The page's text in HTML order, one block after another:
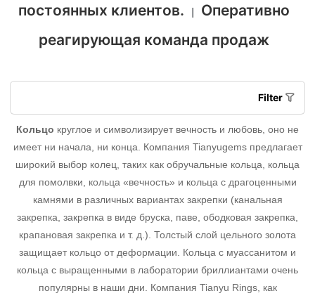
постоянных клиентов. | Оперативно
реагирующая команда продаж
Filter
Кольцо круглое и символизирует вечность и любовь, оно не
имеет ни начала, ни конца. Компания Tianyugems предлагает
широкий выбор колец, таких как обручальные кольца, кольца
для помолвки, кольца «вечность» и кольца с драгоценными
камнями в различных вариантах закрепки (канальная
закрепка, закрепка в виде бруска, паве, ободковая закрепка,
крапановая закрепка и т. д.). Толстый слой цельного золота
защищает кольцо от деформации. Кольца с муассанитом и
кольца с выращенными в лаборатории бриллиантами очень
популярны в наши дни. Компания Tianyu Rings, как